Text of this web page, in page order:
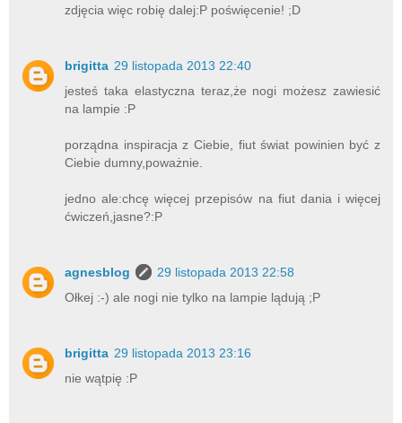
zdjęcia więc robię dalej:P poświęcenie! ;D
brigitta 29 listopada 2013 22:40
jesteś taka elastyczna teraz,że nogi możesz zawiesić
na lampie :P
porządna inspiracja z Ciebie, fiut świat powinien być z
Ciebie dumny,poważnie.
jedno ale:chcę więcej przepisów na fiut dania i więcej
ćwiczeń,jasne?:P
agnesblog
29 listopada 2013 22:58
Ołkej :-) ale nogi nie tylko na lampie lądują ;P
brigitta 29 listopada 2013 23:16
nie wątpię :P